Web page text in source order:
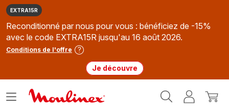
EXTRA15R
Reconditionné par nous pour vous : bénéficiez de -15%
avec le code EXTRA15R jusqu'au 16 août 2026.
Conditions de l'offre
Je découvre
MonMon
Ouvrir